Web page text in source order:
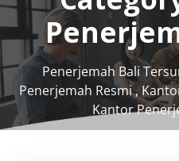
Penerjemah Bali
Penerjemah Resmi,
Kantor